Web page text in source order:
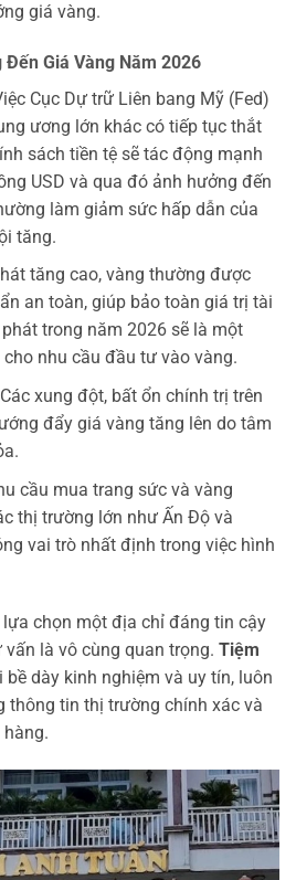
giá vàng.
Đến Giá Vàng Năm 2026
Cục Dự trữ Liên bang Mỹ (Fed)
ương lớn khác có tiếp tục thắt
sách tiền tệ sẽ tác động mạnh
USD và qua đó ảnh hưởng đến
làm giảm sức hấp dẫn của
tăng.
tăng cao, vàng thường được
an toàn, giúp bảo toàn giá trị tài
trong năm 2026 sẽ là một
nhu cầu đầu tư vào vàng.
Các xung đột, bất ổn chính trị trên
đẩy giá vàng tăng lên do tâm
cầu mua trang sức và vàng
thị trường lớn như Ấn Độ và
vai trò nhất định trong việc hình
chọn một địa chỉ đáng tin cậy
là vô cùng quan trọng. Tiệm
bề dày kinh nghiệm và uy tín, luôn
thông tin thị trường chính xác và